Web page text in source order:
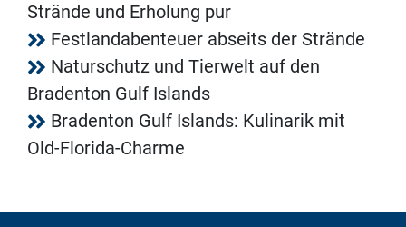
Strände und Erholung pur
Festlandabenteuer abseits der Strände
Naturschutz und Tierwelt auf den
Bradenton Gulf Islands
Bradenton Gulf Islands: Kulinarik mit
Old-Florida-Charme